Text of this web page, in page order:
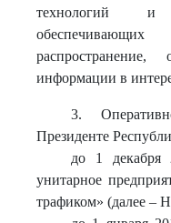
технологий и
информации в
3.
Президенте
до 1 декабря
унитарное
трафиком» (далее –